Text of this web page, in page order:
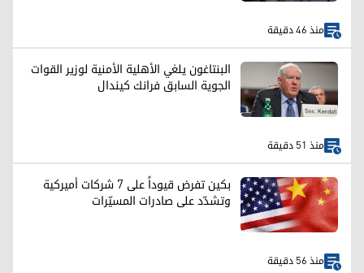
منذ 46 دقيقة
البنتاغون يلغي الأهلية الأمنية لوزير القوات
الجوية السابق فرانك كيندال
منذ 51 دقيقة
بكين تفرض قيوداً على 7 شركات أميركية
وتشدّد على صادرات المسيّرات
منذ 56 دقيقة